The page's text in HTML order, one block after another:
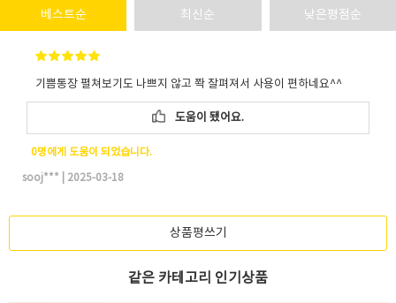
베스트순 최신순 낮은평점순
기쁨통장 펼쳐보기도 나쁘지 않고 쫙 잘펴져서 사용이 편하네요^^
도움이 됐어요.
0명에게 도움이 되었습니다.
sooj*** 2025-03-18
상품평쓰기
같은 카테고리 인기상품